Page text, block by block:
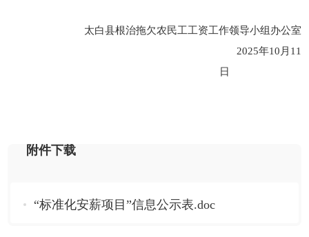
太白县根治拖欠农民工工资工作领导小组办公室
2025年10月11
日
附件下载
“标准化安薪项目”信息公示表.doc